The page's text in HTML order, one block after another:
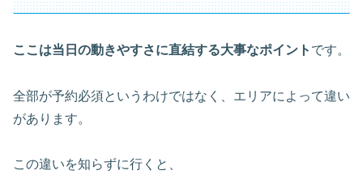
ここは当日の動きやすさに直結する大事なポイント です。
全部が予約必須というわけではなく、エリアによって違い
があります。
この違いを知らずに行くと、